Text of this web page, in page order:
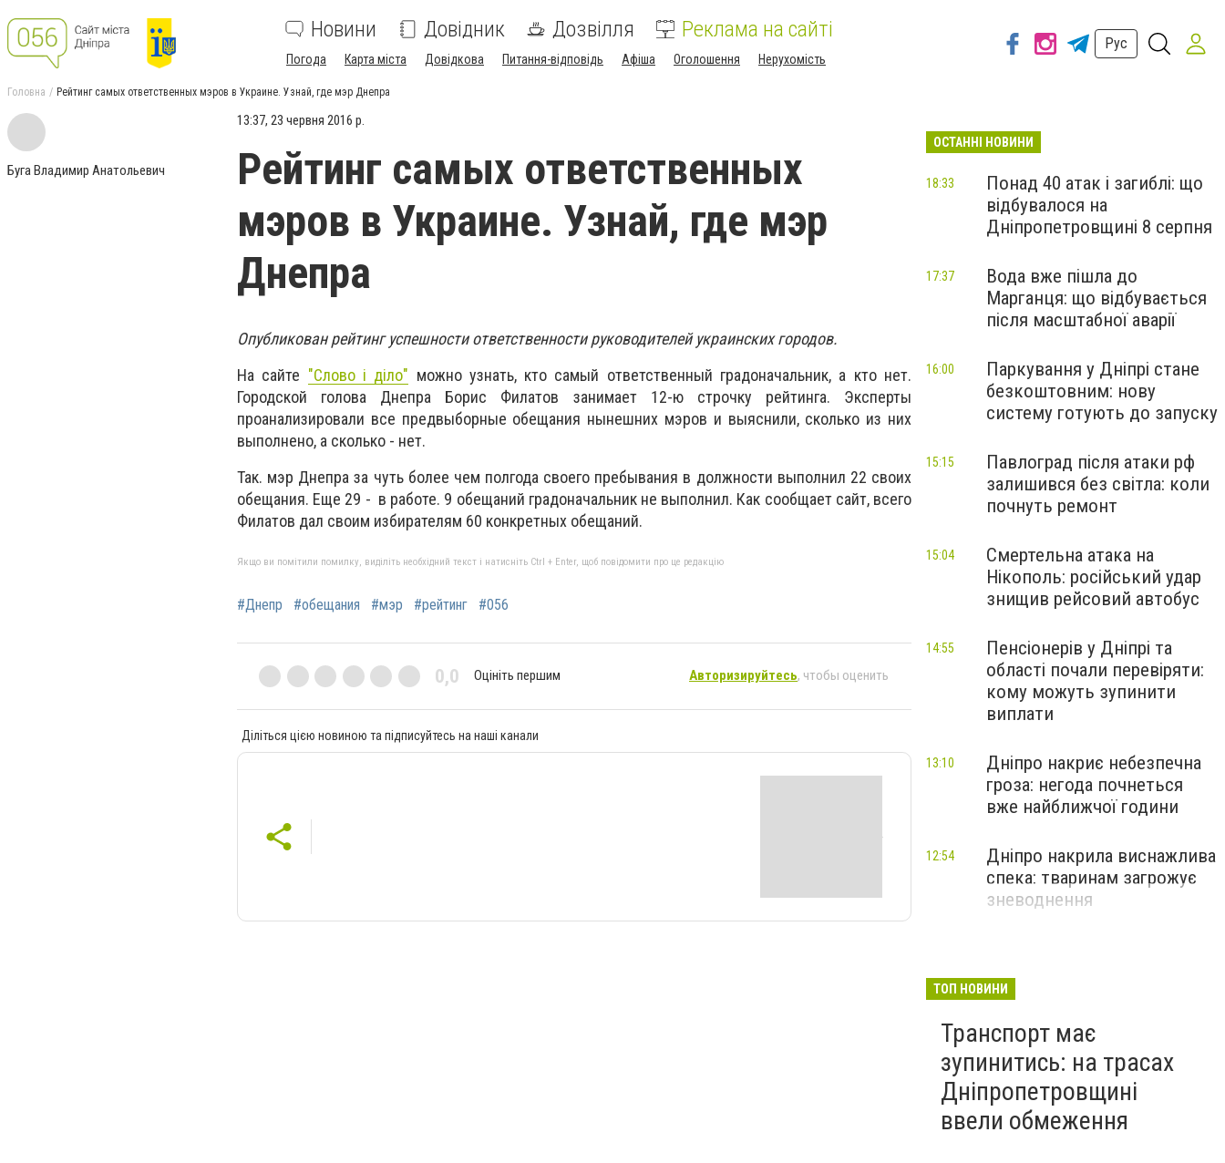
Новини Довідник Дозвілля Реклама на сайті
Погода Карта міста Довідкова Питання-відповідь Афіша Оголошення Нерухомість
Рус
Головна Рейтинг самых ответственных мэров в Украине. Узнай, где мэр Днепра
Буга Владимир Анатольевич
13:37, 23 червня 2016 р.
Рейтинг самых ответственных
мэров в Украине. Узнай, где мэр
Днепра
Опубликован рейтинг успешности ответственности руководителей украинских городов.
На сайте "Слово і діло" можно узнать, кто самый ответственный градоначальник, а кто нет.
Городской голова Днепра Борис Филатов занимает 12-ю строчку рейтинга. Эксперты
проанализировали все предвыборные обещания нынешних мэров и выяснили, сколько из них
выполнено, а сколько - нет.
Так. мэр Днепра за чуть более чем полгода своего пребывания в должности выполнил 22 своих
обещания. Еще 29 - в работе. 9 обещаний градоначальник не выполнил. Как сообщает сайт, всего
Филатов дал своим избирателям 60 конкретных обещаний.
Якщо ви помітили помилку, виділіть необхідний текст і натисніть Ctrl + Enter, щоб повідомити про це редакцію
#Днепр #обещания #мэр #рейтинг #056
0,0 Оцініть першим Авторизируйтесь, чтобы оценить
Діліться цією новиною та підписуйтесь на наші канали
ОСТАННІ НОВИНИ
Понад 40 атак і загиблі: що
відбувалося на
Дніпропетровщині 8 серпня
18:33
Вода вже пішла до
Марганця: що відбувається
після масштабної аварії
17:37
Паркування у Дніпрі стане
безкоштовним: нову
систему готують до запуску
16:00
Павлоград після атаки рф
залишився без світла: коли
почнуть ремонт
15:15
Смертельна атака на
Нікополь: російський удар
знищив рейсовий автобус
15:04
Пенсіонерів у Дніпрі та
області почали перевіряти:
кому можуть зупинити
виплати
14:55
Дніпро накриє небезпечна
гроза: негода почнеться
вже найближчої години
13:10
Дніпро накрила виснажлива
спека: тваринам загрожує
зневоднення
12:54
ТОП НОВИНИ
Транспорт має
зупинитись: на трасах
Дніпропетровщині
ввели обмеження